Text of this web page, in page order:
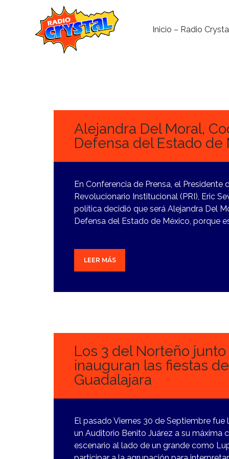
Inicio – Radio
Alejandra Del Moral,
Defensa del Estado de
En Conferencia de Prensa, el
Revolucionario Institucional (PRI), Eric
política decidió que será Alejandra Del
Defensa del Estado de México, porque
LEER MÁS
Los 3 del Norteño
inauguran las fiestas
Guadalajara
El pasado Viernes 30 de Septiembre
un Auditorio Benito Juárez a su máxima
escenario al lado de un grande como